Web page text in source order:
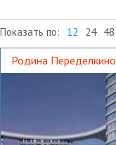
Показать по: 12 24 48
Родина Переделкино